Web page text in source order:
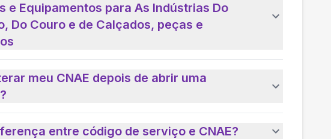
e Equipamentos para As Indústrias Do
Do Couro e de Calçados, peças e
meu CNAE depois de abrir uma
entre código de serviço e CNAE?